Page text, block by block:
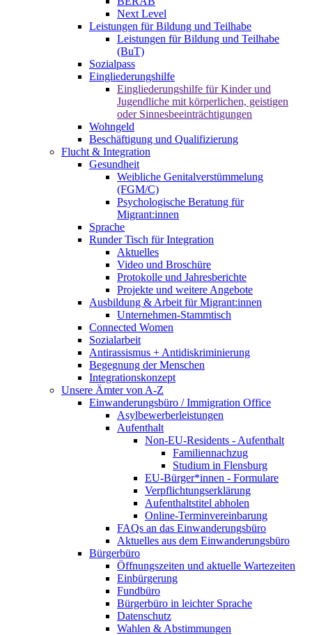
Next Level
Leistungen für Bildung und Teilhabe
Leistungen für Bildung und Teilhabe
(BuT)
Sozialpass
Eingliederungshilfe
Eingliederungshilfe für Kinder und
Jugendliche mit körperlichen, geistigen
oder Sinnesbeeinträchtigungen
Wohngeld
Beschäftigung und Qualifizierung
Flucht & Integration
Gesundheit
Weibliche Genitalverstümmelung
(FGM/C)
Psychologische Beratung für
Migrant:innen
Sprache
Runder Tisch für Integration
Aktuelles
Video und Broschüre
Protokolle und Jahresberichte
Projekte und weitere Angebote
Ausbildung & Arbeit für Migrant:innen
Unternehmen-Stammtisch
Connected Women
Sozialarbeit
Antirassismus + Antidiskriminierung
Begegnung der Menschen
Integrationskonzept
Unsere Ämter von A-Z
Einwanderungsbüro / Immigration Office
Asylbewerberleistungen
Aufenthalt
Non-EU-Residents - Aufenthalt
Familiennachzug
Studium in Flensburg
EU-Bürger*innen - Formulare
Verpflichtungserklärung
Aufenthaltstitel abholen
Online-Terminvereinbarung
FAQs an das Einwanderungsbüro
Aktuelles aus dem Einwanderungsbüro
Bürgerbüro
Öffnungszeiten und aktuelle Wartezeiten
Einbürgerung
Fundbüro
Bürgerbüro in leichter Sprache
Datenschutz
Wahlen & Abstimmungen